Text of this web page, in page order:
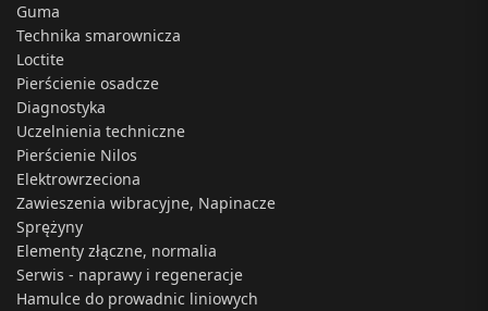
Guma
Technika smarownicza
Loctite
Pierścienie osadcze
Diagnostyka
Uczelnienia techniczne
Pierścienie Nilos
Elektrowrzeciona
Zawieszenia wibracyjne, Napinacze
Sprężyny
Elementy złączne, normalia
Serwis - naprawy i regeneracje
Hamulce do prowadnic liniowych